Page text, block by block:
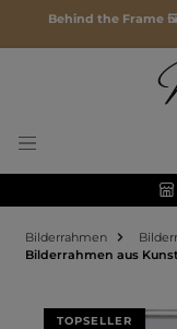
Behind the Frame
Bilderrahmen
Bilderrahmen aus
Bildergalerie
TOPSELLER